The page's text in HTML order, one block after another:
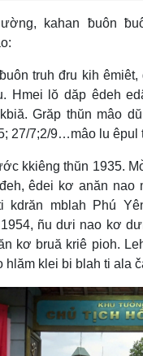
kahan ƀuôn
truh đru kih
Hmei lŏ dăp êdeh
Grăp thŭn mâo
27/7;2/9…mâo lu êpul
kkiêng thŭn 1935.
êdei kơ anăn nao
kdrăn mblah Phú
ñu dưi nao kơ
kơ bruă kriê pioh.
hlăm klei bi blah ti ala